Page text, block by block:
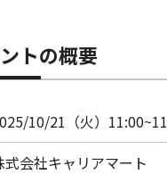
トの概要
10/21（火）
式会社キャリアマート